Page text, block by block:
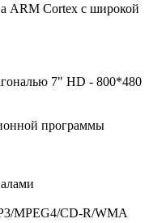
ARM Cortex с широкой
7" HD - 800*480
программы
MPEG4/CD-R/WMA